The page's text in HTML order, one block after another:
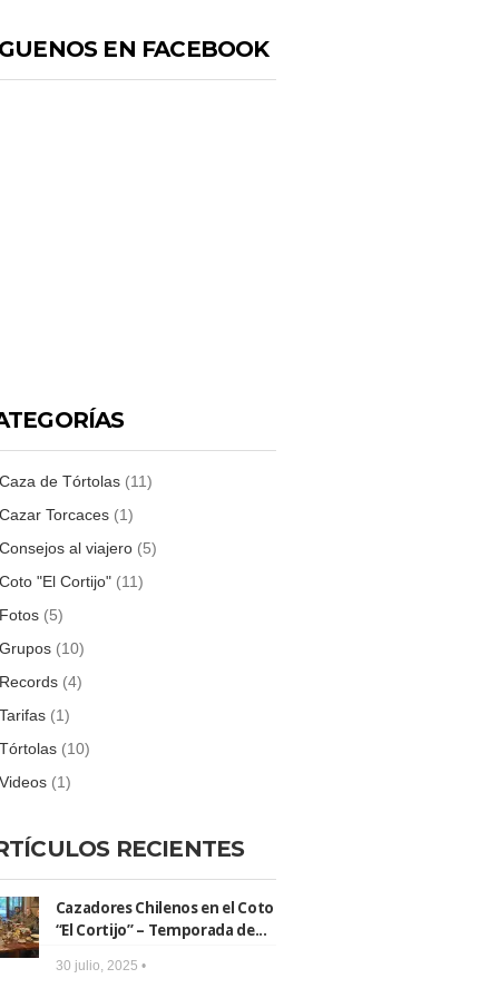
EN FACEBOOK
de Tórtolas(11)
Torcaces(1)
al viajero(5)
"El Cortijo"(11)
(5)
(10)
(4)
(1)
(10)
(1)
RECIENTES
Cazadores Chilenos en el Coto
“El Cortijo” – Temporada de...
30 julio, 2025 •